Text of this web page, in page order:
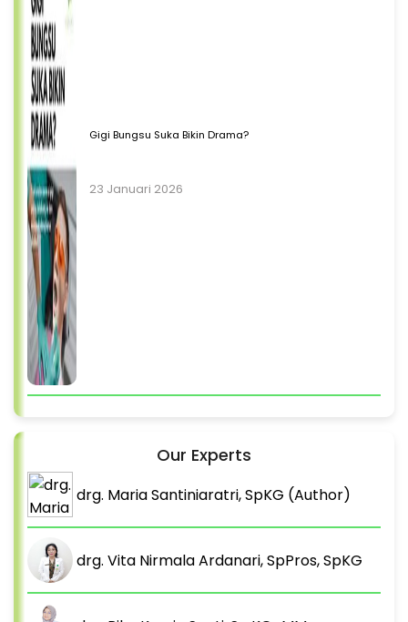
Gigi Bungsu Suka Bikin Drama?
23 Januari 2026
Our Experts
drg. Maria Santiniaratri, SpKG (Author)
drg. Vita Nirmala Ardanari, SpPros, SpKG